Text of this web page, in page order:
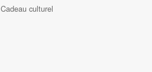
Cadeau culturel